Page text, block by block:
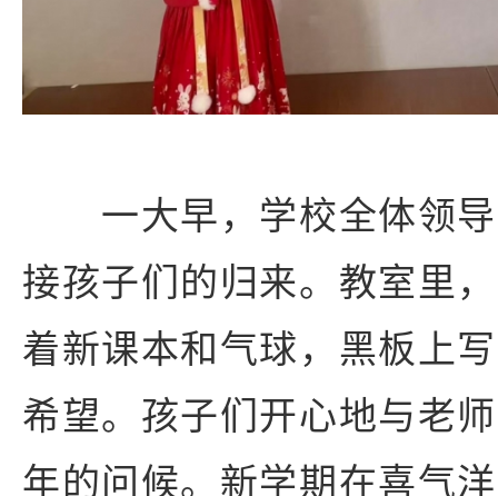
一大早，学校全体领导
接孩子们的归来。教室里
着新课本和气球，黑板上
希望。孩子们开心地与老
年的问候。新学期在喜气